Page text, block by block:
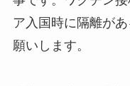
ア入国時に隔離が
願いします。